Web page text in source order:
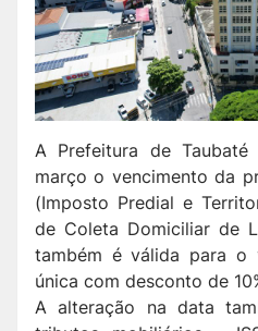
A Prefeitura de
março o vencimento da
(Imposto Predial e
de Coleta Domiciliar de
também é válida para o
única com desconto de
A alteração na data